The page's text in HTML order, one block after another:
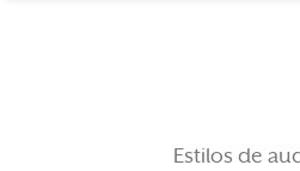
Estilos de